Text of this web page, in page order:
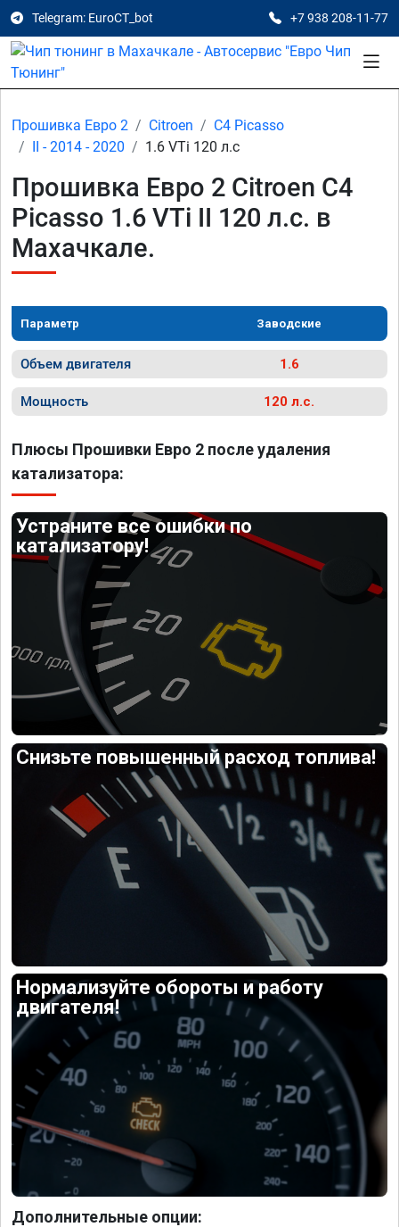
Telegram: EuroCT_bot +7 938 208-11-77
Прошивка Евро 2 Citroen
C4 Picasso
II - 2014 - 2020
1.6 VTi 120 л.с
Прошивка Евро 2 Citroen C4
Picasso 1.6 VTi II 120 л.с. в
Махачкале.
Параметр Заводские
Объем двигателя 1.6
Мощность 120 л.с.
Плюсы Прошивки Евро 2 после удаления
катализатора:
Устраните все ошибки по
катализатору!
Снизьте повышенный расход топлива!
Нормализуйте обороты и работу
двигателя!
Дополнительные опции: